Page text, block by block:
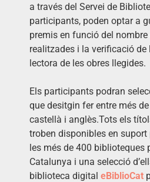
a través del Servei de
participants, poden optar a
premis en funció del nombre
realitzades i la verificació
lectora de les obres llegides.
Els participants podran
que desitgin fer entre més
castellà i anglès.Tots els
troben disponibles en suport
les més de 400 biblioteques
Catalunya i una selecció
biblioteca digital eBiblioCat